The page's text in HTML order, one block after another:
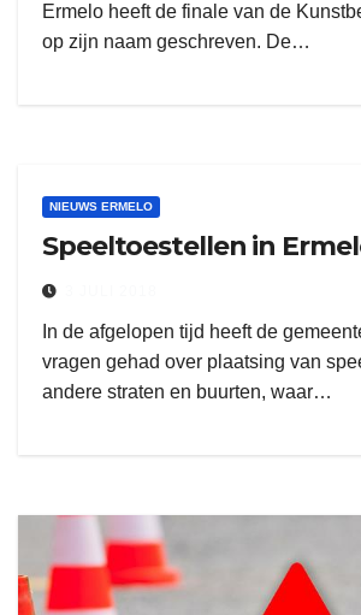
Ermelo heeft de finale van de
op zijn naam geschreven. De…
NIEUWS ERMELO
Speeltoestellen in
In de afgelopen tijd heeft de
vragen gehad over plaatsing van
andere straten en buurten, waar…